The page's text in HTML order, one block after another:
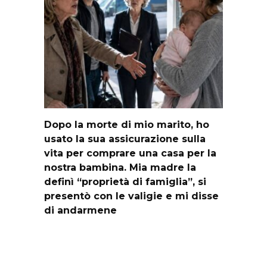
Dopo la morte di mio marito, ho
usato la sua assicurazione sulla
vita per comprare una casa per la
nostra bambina. Mia madre la
definì “proprietà di famiglia”, si
presentò con le valigie e mi disse
di andarmene